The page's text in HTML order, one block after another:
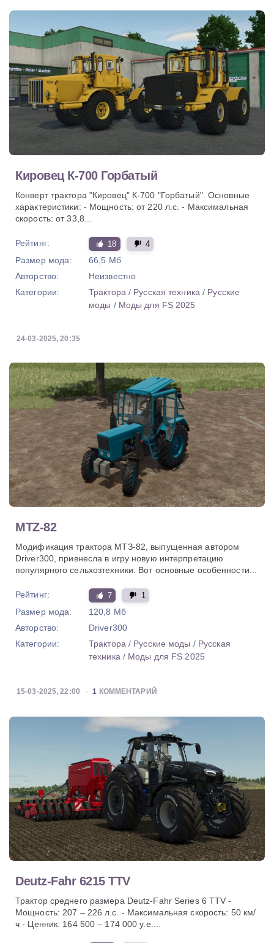
Кировец К-700 Горбатый
Конверт трактора "Кировец" К-700 "Горбатый". Основные
характеристики: - Мощность: от 220 л.с. - Максимальная
скорость: от 33,8...
Рейтинг: 18 4
Размер мода:
66,5 Мб
Авторство:
Неизвестно
Категории:
Трактора / Русская техника / Русские
моды / Моды для FS 2025
24-03-2025, 20:35
MTZ-82
Модификация трактора МТЗ-82, выпущенная автором
Driver300, привнесла в игру новую интерпретацию
популярного сельхозтехники. Вот основные особенности...
Рейтинг: 7 1
Размер мода:
120,8 Мб
Авторство:
Driver300
Категории:
Трактора / Русские моды / Русская
техника / Моды для FS 2025
15-03-2025, 22:00 1 КОММЕНТАРИЙ
Deutz-Fahr 6215 TTV
Трактор среднего размера Deutz-Fahr Series 6 TTV -
Мощность: 207 – 226 л.с. - Максимальная скорость: 50 км/
ч - Ценник: 164 500 – 174 000 у.е....